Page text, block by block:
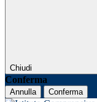
Chiudi
Conferma
Annulla Conferma